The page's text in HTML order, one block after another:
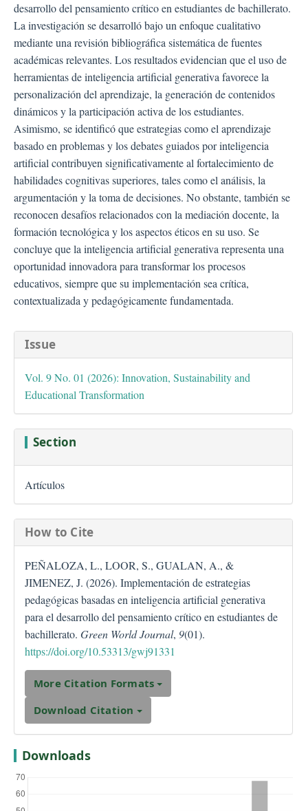
desarrollo del pensamiento crítico en estudiantes de bachillerato.
La investigación se desarrolló bajo un enfoque cualitativo
mediante una revisión bibliográfica sistemática de fuentes
académicas relevantes. Los resultados evidencian que el uso de
herramientas de inteligencia artificial generativa favorece la
personalización del aprendizaje, la generación de contenidos
dinámicos y la participación activa de los estudiantes.
Asimismo, se identificó que estrategias como el aprendizaje
basado en problemas y los debates guiados por inteligencia
artificial contribuyen significativamente al fortalecimiento de
habilidades cognitivas superiores, tales como el análisis, la
argumentación y la toma de decisiones. No obstante, también se
reconocen desafíos relacionados con la mediación docente, la
formación tecnológica y los aspectos éticos en su uso. Se
concluye que la inteligencia artificial generativa representa una
oportunidad innovadora para transformar los procesos
educativos, siempre que su implementación sea crítica,
contextualizada y pedagógicamente fundamentada.
Issue
Vol. 9 No. 01 (2026): Innovation, Sustainability and
Educational Transformation
Section
Artículos
How to Cite
PEÑALOZA, L., LOOR, S., GUALAN, A., &
JIMENEZ, J. (2026). Implementación de estrategias
pedagógicas basadas en inteligencia artificial generativa
para el desarrollo del pensamiento crítico en estudiantes de
bachillerato. Green World Journal, 9(01).
https://doi.org/10.53313/gwj91331
More Citation Formats
Download Citation
Downloads